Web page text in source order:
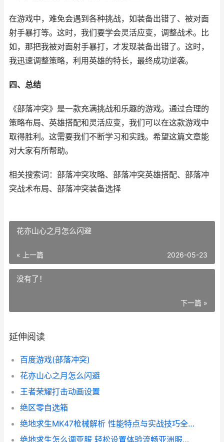
在游戏中，难免会遇到各种挑战，如装备出错了、被对面
射手暴打等。这时，我们要学会灵活应变，调整战术。比
如，那把我被对面射手暴打，才发现装备出错了。这时，
我迅速调整策略，利用英雄的特长，最终成功逆袭。
四、总结
《部落冲突》是一款充满挑战和乐趣的游戏。通过合理的
策略布局、英雄搭配和灵活应变，我们可以在这款游戏中
取得胜利。这需要我们不断学习和实践。希望这篇文章能
对大家有所帮助。
相关搜索词：部落冲突攻略、部落冲突英雄搭配、部落冲
突战术布局、部落冲突装备选择
花亦山心之月怎么闪避
« 上一篇 2026-05-23
没有了！
下一篇 »
延伸阅读
百度游戏(部落冲突)
花亦山心之月怎么闪避
王者荣耀打击动画设置
绝区零自选箱
绝地求生MK47枪械解析 性能特点与实战技巧全攻略
绝地求生怎么调亚服 轻松设置体验流畅亚洲服务器攻略